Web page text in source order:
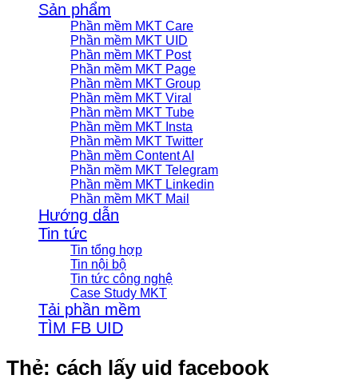
Sản phẩm
Phần mềm MKT Care
Phần mềm MKT UID
Phần mềm MKT Post
Phần mềm MKT Page
Phần mềm MKT Group
Phần mềm MKT Viral
Phần mềm MKT Tube
Phần mềm MKT Insta
Phần mềm MKT Twitter
Phần mềm Content AI
Phần mềm MKT Telegram
Phần mềm MKT Linkedin
Phần mềm MKT Mail
Hướng dẫn
Tin tức
Tin tổng hợp
Tin nội bộ
Tin tức công nghệ
Case Study MKT
Tải phần mềm
TÌM FB UID
Thẻ: cách lấy uid facebook